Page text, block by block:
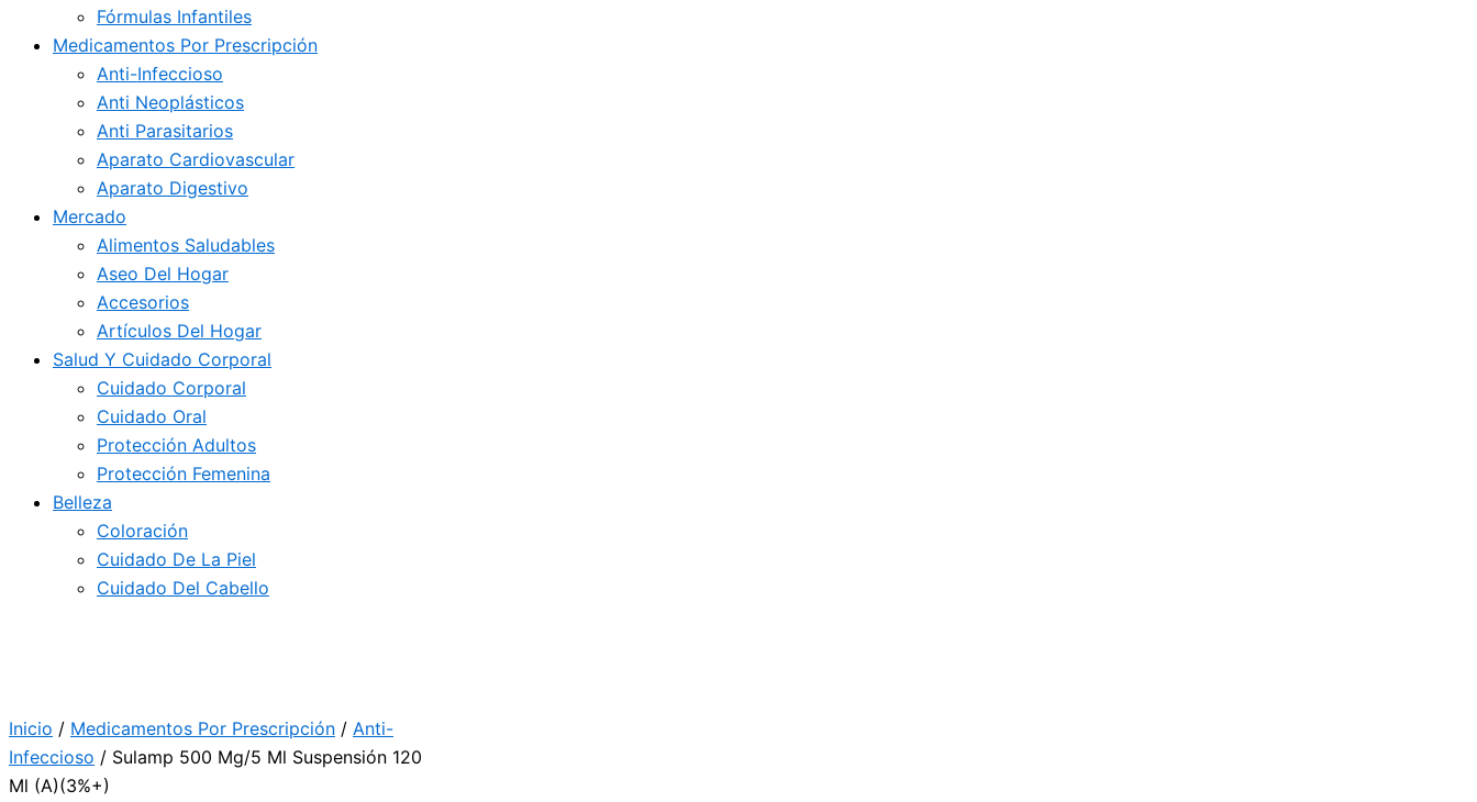
Fórmulas Infantiles
Medicamentos Por Prescripción
Anti-Infeccioso
Anti Neoplásticos
Anti Parasitarios
Aparato Cardiovascular
Aparato Digestivo
Mercado
Alimentos Saludables
Aseo Del Hogar
Accesorios
Artículos Del Hogar
Salud Y Cuidado Corporal
Cuidado Corporal
Cuidado Oral
Protección Adultos
Protección Femenina
Belleza
Coloración
Cuidado De La Piel
Cuidado Del Cabello
Inicio / Medicamentos Por Prescripción / Anti-
Infeccioso / Sulamp 500 Mg/5 Ml Suspensión 120
Ml (A)(3%+)